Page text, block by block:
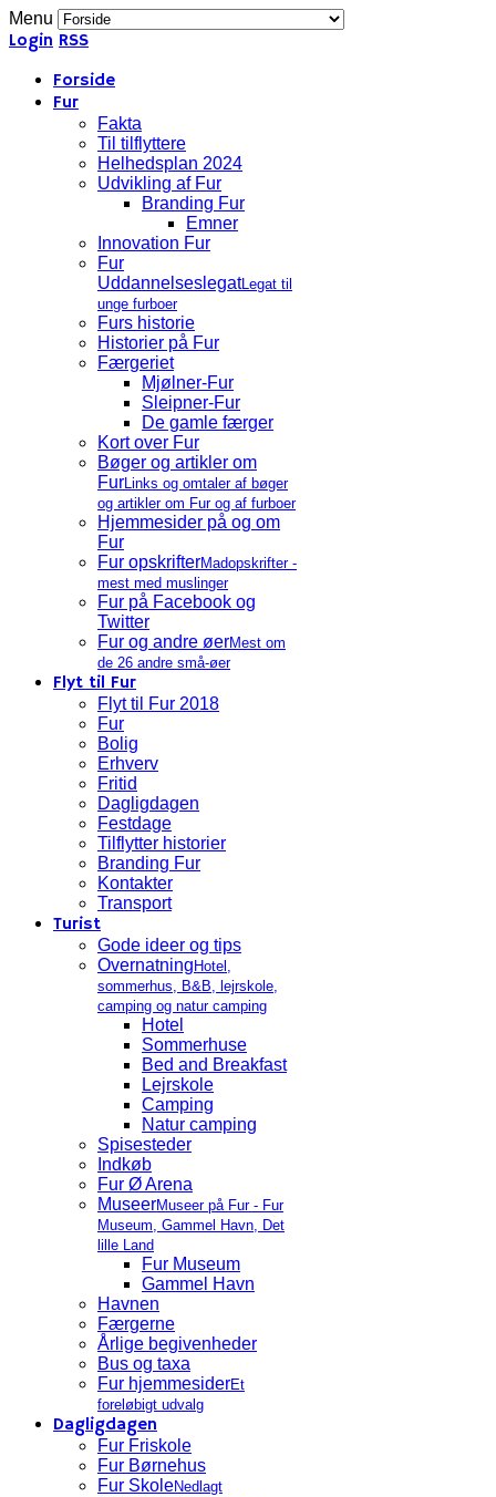
Menu
Login RSS
Forside
Fur
Fakta
Til tilflyttere
Helhedsplan 2024
Udvikling af Fur
Branding Fur
Emner
Innovation Fur
Fur
UddannelseslegatLegat til
unge furboer
Furs historie
Historier på Fur
Færgeriet
Mjølner-Fur
Sleipner-Fur
De gamle færger
Kort over Fur
Bøger og artikler om
FurLinks og omtaler af bøger
og artikler om Fur og af furboer
Hjemmesider på og om
Fur
Fur opskrifterMadopskrifter -
mest med muslinger
Fur på Facebook og
Twitter
Fur og andre øerMest om
de 26 andre små-øer
Flyt til Fur
Flyt til Fur 2018
Fur
Bolig
Erhverv
Fritid
Dagligdagen
Festdage
Tilflytter historier
Branding Fur
Kontakter
Transport
Turist
Gode ideer og tips
Overnatning Hotel,
sommerhus, B&B, lejrskole,
camping og natur camping
Hotel
Sommerhuse
Bed and Breakfast
Lejrskole
Camping
Natur camping
Spisesteder
Indkøb
Fur Ø Arena
MuseerMuseer på Fur - Fur
Museum, Gammel Havn, Det
lille Land
Fur Museum
Gammel Havn
Havnen
Færgerne
Årlige begivenheder
Bus og taxa
Fur hjemmesiderEt
foreløbigt udvalg
Dagligdagen
Fur Friskole
Fur Børnehus
Fur SkoleNedlagt